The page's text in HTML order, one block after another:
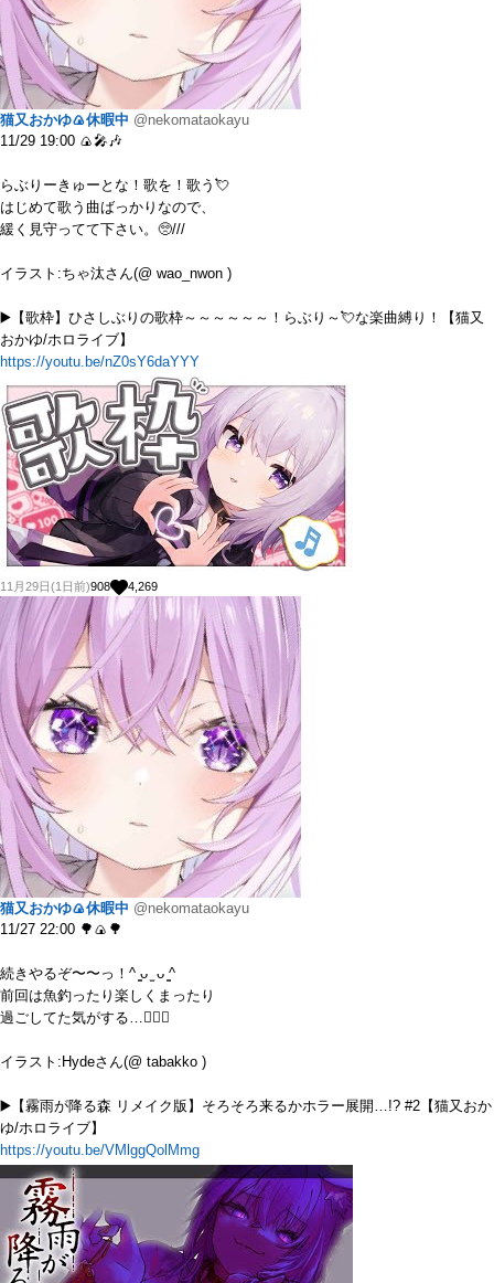
猫又おかゆ🍙休暇中 @nekomataokayu
11/29 19:00 🍙🎤🎶
らぶりーきゅーとな！歌を！歌う💘
はじめて歌う曲ばっかりなので、
緩く見守ってて下さい。🥺///
イラスト:ちゃ汰さん(@ wao_nwon )
▶️【歌枠】ひさしぶりの歌枠～～～～～～！らぶり～💘な楽曲縛り！【猫又
おかゆ/ホロライブ】
https://youtu.be/nZ0sY6daYYY
11月29日(1日前)908 4,269
猫又おかゆ🍙休暇中 @nekomataokayu
11/27 22:00 🌳🍙🌳
続きやるぞ〜〜っ！^ ̳ᴗ ̫ ᴗ ̳^
前回は魚釣ったり楽しくまったり
過ごしてた気がする…😵‍💫💭
イラスト:Hydeさん(@ tabakko )
▶️【霧雨が降る森 リメイク版】そろそろ来るかホラー展開…!? #2【猫又おか
ゆ/ホロライブ】
https://youtu.be/VMlggQolMmg